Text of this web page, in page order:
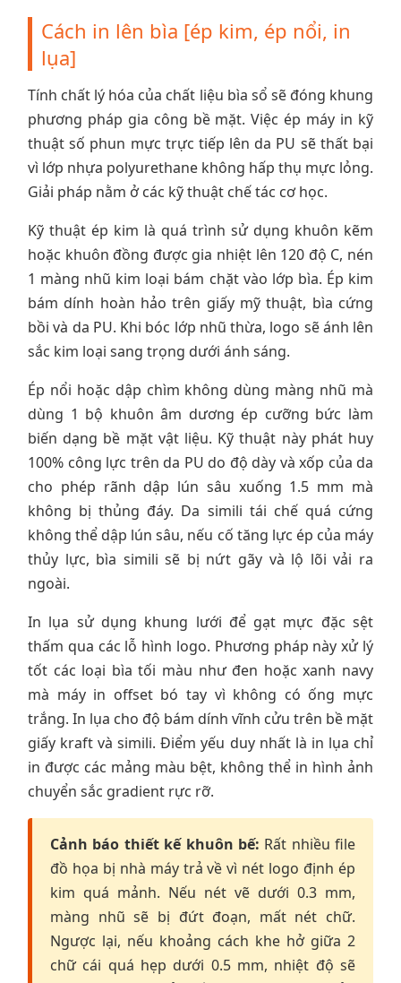
Cách in lên bìa [ép kim, ép nổi, in
lụa]
Tính chất lý hóa của chất liệu bìa sổ sẽ đóng khung
phương pháp gia công bề mặt. Việc ép máy in kỹ
thuật số phun mực trực tiếp lên da PU sẽ thất bại
vì lớp nhựa polyurethane không hấp thụ mực lỏng.
Giải pháp nằm ở các kỹ thuật chế tác cơ học.
Kỹ thuật ép kim là quá trình sử dụng khuôn kẽm
hoặc khuôn đồng được gia nhiệt lên 120 độ C, nén
1 màng nhũ kim loại bám chặt vào lớp bìa. Ép kim
bám dính hoàn hảo trên giấy mỹ thuật, bìa cứng
bồi và da PU. Khi bóc lớp nhũ thừa, logo sẽ ánh lên
sắc kim loại sang trọng dưới ánh sáng.
Ép nổi hoặc dập chìm không dùng màng nhũ mà
dùng 1 bộ khuôn âm dương ép cưỡng bức làm
biến dạng bề mặt vật liệu. Kỹ thuật này phát huy
100% công lực trên da PU do độ dày và xốp của da
cho phép rãnh dập lún sâu xuống 1.5 mm mà
không bị thủng đáy. Da simili tái chế quá cứng
không thể dập lún sâu, nếu cố tăng lực ép của máy
thủy lực, bìa simili sẽ bị nứt gãy và lộ lõi vải ra
ngoài.
In lụa sử dụng khung lưới để gạt mực đặc sệt
thấm qua các lỗ hình logo. Phương pháp này xử lý
tốt các loại bìa tối màu như đen hoặc xanh navy
mà máy in offset bó tay vì không có ống mực
trắng. In lụa cho độ bám dính vĩnh cửu trên bề mặt
giấy kraft và simili. Điểm yếu duy nhất là in lụa chỉ
in được các mảng màu bệt, không thể in hình ảnh
chuyển sắc gradient rực rỡ.
Cảnh báo thiết kế khuôn bế: Rất nhiều file
đồ họa bị nhà máy trả về vì nét logo định ép
kim quá mảnh. Nếu nét vẽ dưới 0.3 mm,
màng nhũ sẽ bị đứt đoạn, mất nét chữ.
Ngược lại, nếu khoảng cách khe hở giữa 2
chữ cái quá hẹp dưới 0.5 mm, nhiệt độ sẽ